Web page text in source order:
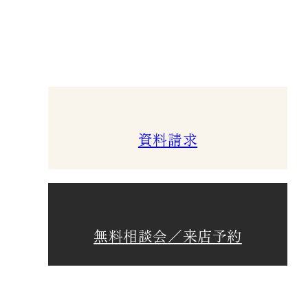
資料請求
無料相談会／来店予約